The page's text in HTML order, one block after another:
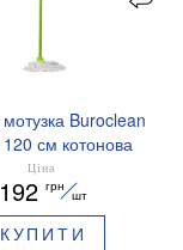
Buroclean
см котонова
200 г 10300118
Ціна
192 грн
шт
КУПИТИ